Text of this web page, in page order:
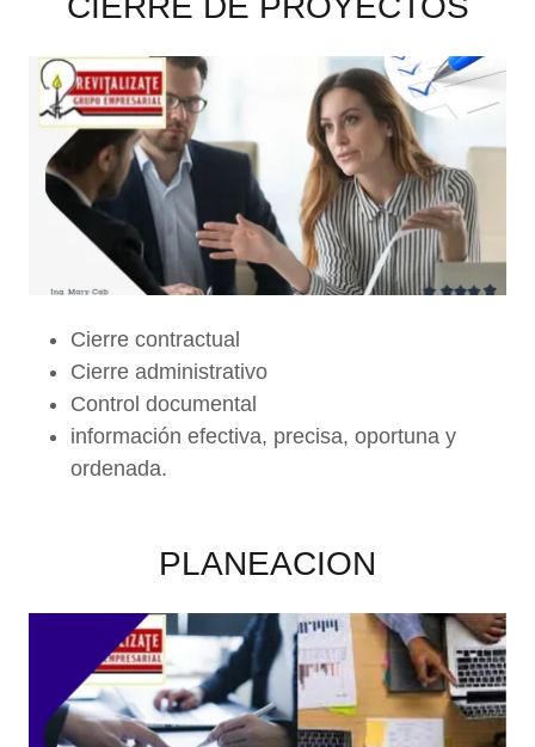
Cierre contractual
Cierre administrativo
Control documental
información efectiva, precisa, oportuna y
ordenada.
PLANEACION